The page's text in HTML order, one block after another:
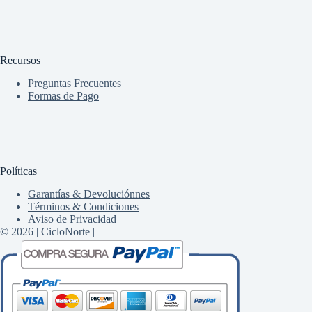
Recursos
Preguntas Frecuentes
Formas de Pago
Políticas
Garantías & Devoluciónnes
Términos & Condiciones
Aviso de Privacidad
© 2026 | CicloNorte |